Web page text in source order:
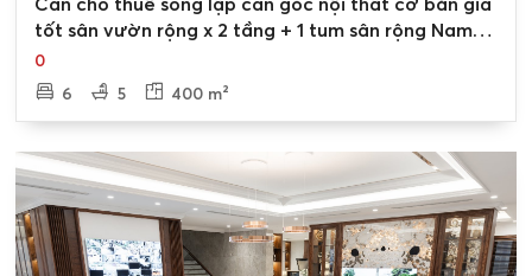
Cần cho thuê song lập căn góc nội thất cơ bản giá
tốt sân vườn rộng x 2 tầng + 1 tum sân rộng Nam
An Khánh Hoài Đức
0
6
5 400 m²